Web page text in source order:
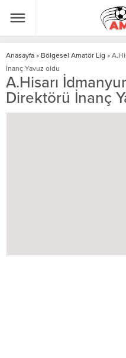
Anasayfa » Bölgesel Amatör Lig »
İnanç Yavuz oldu
A.Hisarı
Direktörü İnanç